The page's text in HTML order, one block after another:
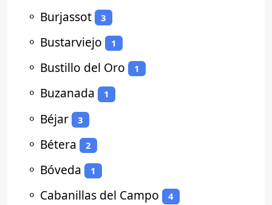
⚬ Burjassot 3
⚬ Bustarviejo 1
⚬ Bustillo del Oro 1
⚬ Buzanada 1
⚬ Béjar 3
⚬ Bétera 2
⚬ Bóveda 1
⚬ Cabanillas del Campo 4